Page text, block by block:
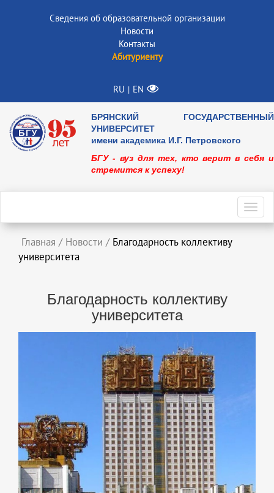
Сведения об образовательной организации
Новости
Контакты
Абитуриенту
RU | EN
БРЯНСКИЙ ГОСУДАРСТВЕННЫЙ
УНИВЕРСИТЕТ
имени академика И.Г. Петровского
БГУ - вуз для тех, кто верит в себя и
стремится к успеху!
Главная / Новости / Благодарность коллективу
университета
Благодарность коллективу
университета